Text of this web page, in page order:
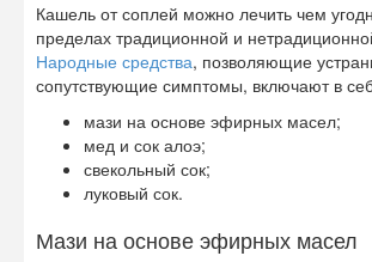
Кашель от соплей можно лечить чем
пределах традиционной и
Народные средства, позволяющие
сопутствующие симптомы, включают в
мази на основе эфирных масел;
мед и сок алоэ;
свекольный сок;
луковый сок.
Мази на основе эфирных масел